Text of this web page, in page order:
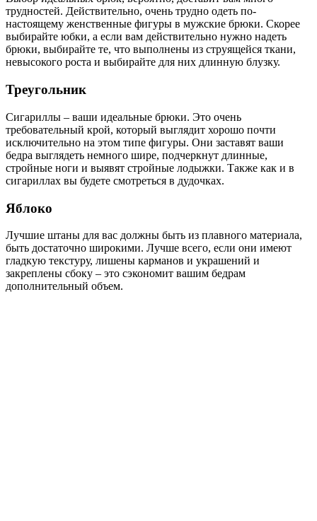
трудностей. Действительно, очень трудно одеть по-
настоящему женственные фигуры в мужские брюки. Скорее
выбирайте юбки, а если вам действительно нужно надеть
брюки, выбирайте те, что выполнены из струящейся ткани,
невысокого роста и выбирайте для них длинную блузку.
Треугольник
Сигариллы – ваши идеальные брюки. Это очень
требовательный крой, который выглядит хорошо почти
исключительно на этом типе фигуры. Они заставят ваши
бедра выглядеть немного шире, подчеркнут длинные,
стройные ноги и выявят стройные лодыжки. Также как и в
сигариллах вы будете смотреться в дудочках.
Яблоко
Лучшие штаны для вас должны быть из плавного материала,
быть достаточно широкими. Лучше всего, если они имеют
гладкую текстуру, лишены карманов и украшений и
закреплены сбоку – это сэкономит вашим бедрам
дополнительный объем.